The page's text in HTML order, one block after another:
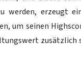
werden, erzeugt
um seinen
zusätzlich